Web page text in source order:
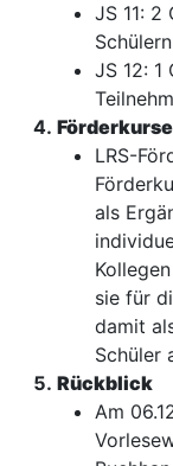
JS 11: 2
Schülern
JS 12: 1
Förderkurse
LRS-
als
sie für
damit
Schüler
Rückblick
Am